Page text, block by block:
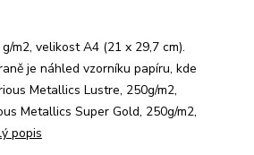
m2, velikost A4 (21 x 29,7 cm).
je náhled vzorníku papíru, kde
Metallics Lustre, 250g/m2,
Metallics Super Gold, 250g/m2,
popis